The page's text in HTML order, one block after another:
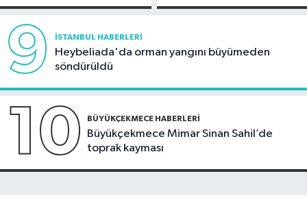
görüntülendi
9 İSTANBUL HABERLERI
Heybeliada'da orman yangını büyümeden
söndürüldü
10 BÜYÜKÇEKMECE HABERLERI
Büyükçekmece Mimar Sinan Sahil’de
toprak kayması